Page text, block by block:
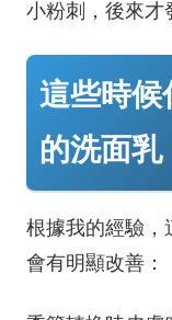
小粉刺，後來才
這些時候
的洗面乳
根據我的經驗，
會有明顯改善：